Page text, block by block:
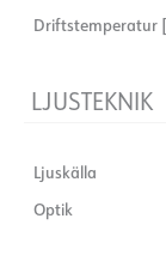
Driftstemperatur
LJUSTEKNIK
Ljuskälla
Optik